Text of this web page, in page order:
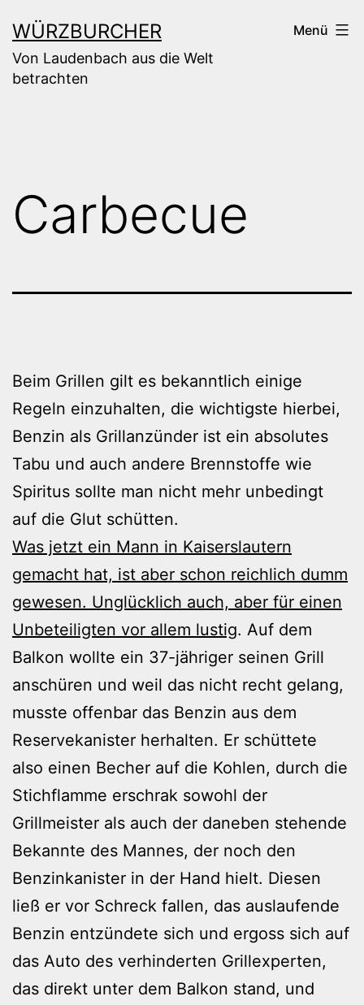
Inhalt
springen
WÜRZBURCHER
Von Laudenbach aus die Welt
betrachten
Menü
Carbecue
Beim Grillen gilt es bekanntlich einige
Regeln einzuhalten, die wichtigste hierbei,
Benzin als Grillanzünder ist ein absolutes
Tabu und auch andere Brennstoffe wie
Spiritus sollte man nicht mehr unbedingt
auf die Glut schütten.
Was jetzt ein Mann in Kaiserslautern
gemacht hat, ist aber schon reichlich dumm
gewesen. Unglücklich auch, aber für einen
Unbeteiligten vor allem lustig. Auf dem
Balkon wollte ein 37-jähriger seinen Grill
anschüren und weil das nicht recht gelang,
musste offenbar das Benzin aus dem
Reservekanister herhalten. Er schüttete
also einen Becher auf die Kohlen, durch die
Stichflamme erschrak sowohl der
Grillmeister als auch der daneben stehende
Bekannte des Mannes, der noch den
Benzinkanister in der Hand hielt. Diesen
ließ er vor Schreck fallen, das auslaufende
Benzin entzündete sich und ergoss sich auf
das Auto des verhinderten Grillexperten,
das direkt unter dem Balkon stand, und